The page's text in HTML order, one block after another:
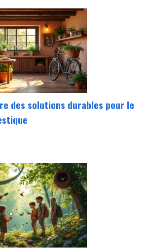
des solutions durables pour le